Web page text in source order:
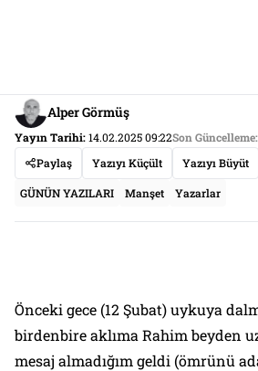
Alper Görmüş
Yayın Tarihi:14.02.2025 09:22Son Güncelleme:
Paylaş
Yazıyı Küçült Yazıyı Büyüt
GÜNÜN YAZILARI Manşet Yazarlar
Önceki gece (12 Şubat) uykuya
birdenbire aklıma Rahim beyden
mesaj almadığım geldi (ömrünü